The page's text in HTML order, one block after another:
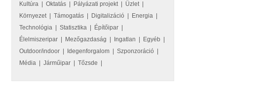
Kultúra
Oktatás Pályázati projekt| Üzlet|
Környezet| Támogatás Digitalizáció Energia
Technológia
Statisztika Építőipar
Élelmiszeripar
Mezőgazdaság Ingatlan Egyéb
Outdoor/indoor
Idegenforgalom Szponzoráció
Média
Járműipar Tőzsde